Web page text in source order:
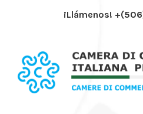
¡Llámenos!